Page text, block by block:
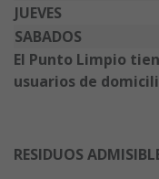
JUEVES
SABADOS
El Punto Limpio
usuarios de
RESIDUOS